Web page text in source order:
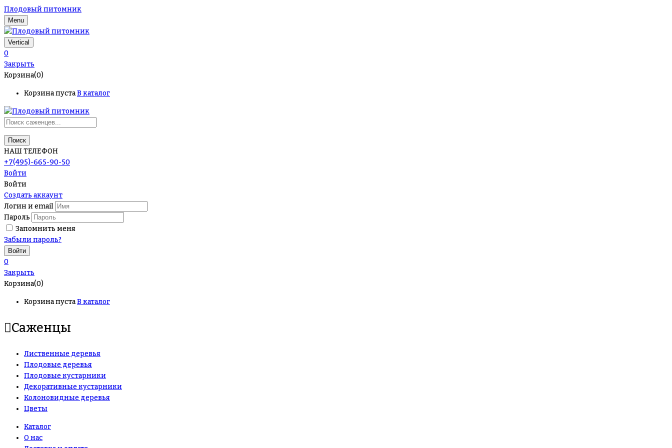
Плодовый питомник
Menu
Vertical
0
Закрыть
Корзина(0)
Корзина пустаВ каталог
Поиск
НАШ ТЕЛЕФОН
+7(495)-665-90-50
Войти
Войти
Создать аккаунт
Логин и email
Пароль
Запомнить меня
Забыли пароль?
0
Закрыть
Корзина(0)
Корзина пустаВ каталог
Саженцы
Лиственные деревья
Плодовые деревья
Плодовые кустарники
Декоративные кустарники
Колоновидные деревья
Цветы
Каталог
О нас